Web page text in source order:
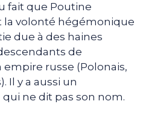
fait que Poutine
volonté hégémonique
due à des haines
de
russe (Polonais,
Il y a aussi un
ne dit pas son nom.